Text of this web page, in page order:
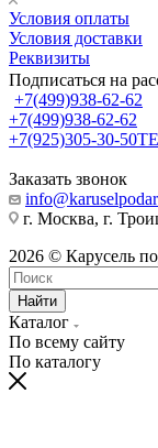
Условия оплаты
Условия доставки
Реквизиты
Подписаться на
+7(499)938-62-62
+7(499)938-62-62
+7(925)305-30-50
Заказать звонок
г. Москва, г.
2026 © Карусель
Найти
Каталог
По всему сайту
По каталогу